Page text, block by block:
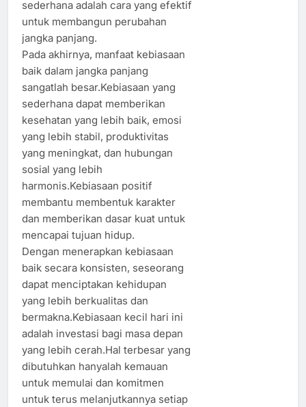
sederhana adalah cara yang efektif
untuk membangun perubahan
jangka panjang.
Pada akhirnya, manfaat kebiasaan
baik dalam jangka panjang
sangatlah besar.Kebiasaan yang
sederhana dapat memberikan
kesehatan yang lebih baik, emosi
yang lebih stabil, produktivitas
yang meningkat, dan hubungan
sosial yang lebih
harmonis.Kebiasaan positif
membantu membentuk karakter
dan memberikan dasar kuat untuk
mencapai tujuan hidup.
Dengan menerapkan kebiasaan
baik secara konsisten, seseorang
dapat menciptakan kehidupan
yang lebih berkualitas dan
bermakna.Kebiasaan kecil hari ini
adalah investasi bagi masa depan
yang lebih cerah.Hal terbesar yang
dibutuhkan hanyalah kemauan
untuk memulai dan komitmen
untuk terus melanjutkannya setiap